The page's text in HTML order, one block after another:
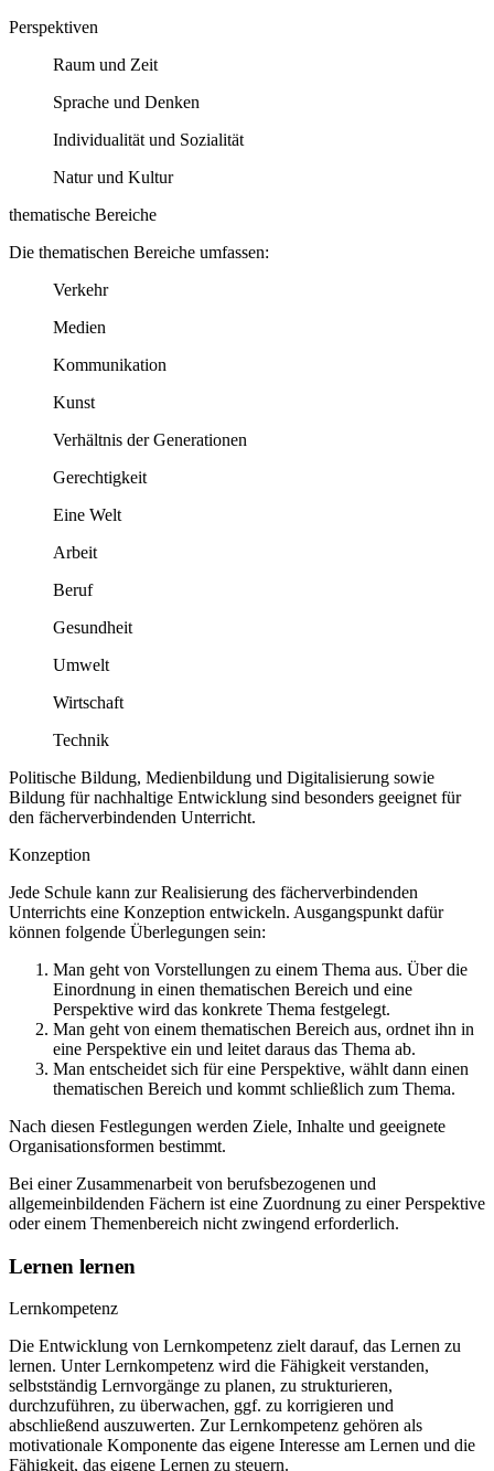
Perspektiven
Raum und Zeit
Sprache und Denken
Individualität und Sozialität
Natur und Kultur
thematische Bereiche
Die thematischen Bereiche umfassen:
Verkehr
Medien
Kommunikation
Kunst
Verhältnis der Generationen
Gerechtigkeit
Eine Welt
Arbeit
Beruf
Gesundheit
Umwelt
Wirtschaft
Technik
Politische Bildung, Medienbildung und Digitalisierung sowie
Bildung für nachhaltige Entwicklung sind besonders geeignet für
den fächerverbindenden Unterricht.
Konzeption
Jede Schule kann zur Realisierung des fächerverbindenden
Unterrichts eine Konzeption entwickeln. Ausgangspunkt dafür
können folgende Überlegungen sein:
Man geht von Vorstellungen zu einem Thema aus. Über die
Einordnung in einen thematischen Bereich und eine
Perspektive wird das konkrete Thema festgelegt.
Man geht von einem thematischen Bereich aus, ordnet ihn in
eine Perspektive ein und leitet daraus das Thema ab.
Man entscheidet sich für eine Perspektive, wählt dann einen
thematischen Bereich und kommt schließlich zum Thema.
Nach diesen Festlegungen werden Ziele, Inhalte und geeignete
Organisationsformen bestimmt.
Bei einer Zusammenarbeit von berufsbezogenen und
allgemeinbildenden Fächern ist eine Zuordnung zu einer Perspektive
oder einem Themenbereich nicht zwingend erforderlich.
Lernen lernen
Lernkompetenz
Die Entwicklung von Lernkompetenz zielt darauf, das Lernen zu
lernen. Unter Lernkompetenz wird die Fähigkeit verstanden,
selbstständig Lernvorgänge zu planen, zu strukturieren,
durchzuführen, zu überwachen, ggf. zu korrigieren und
abschließend auszuwerten. Zur Lernkompetenz gehören als
motivationale Komponente das eigene Interesse am Lernen und die
Fähigkeit, das eigene Lernen zu steuern.